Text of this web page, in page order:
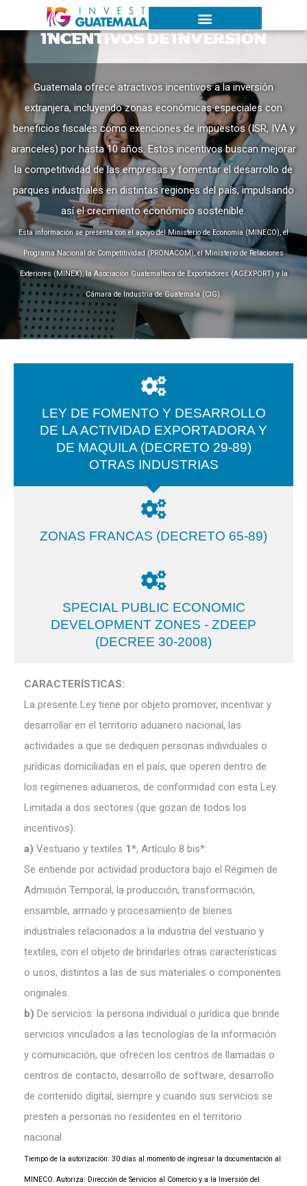
INCENTIVOS DE INVERSIÓN
Guatemala ofrece atractivos incentivos a la inversión
extranjera, incluyendo zonas económicas especiales con
beneficios fiscales como exenciones de impuestos (ISR, IVA y
aranceles) por hasta 10 años. Estos incentivos buscan mejorar
la competitividad de las empresas y fomentar el desarrollo de
parques industriales en distintas regiones del país, impulsando
así el crecimiento económico sostenible.
Esta información se presenta con el apoyo del Ministerio de Economía (MINECO), el
Programa Nacional de Competitividad (PRONACOM), el Ministerio de Relaciones
Exteriores (MINEX), la Asociación Guatemalteca de Exportadores (AGEXPORT) y la
Cámara de Industria de Guatemala (CIG).
LEY DE FOMENTO Y DESARROLLO
DE LA ACTIVIDAD EXPORTADORA Y
DE MAQUILA (DECRETO 29-89)
OTRAS INDUSTRIAS
ZONAS FRANCAS (DECRETO 65-89)
SPECIAL PUBLIC ECONOMIC
DEVELOPMENT ZONES - ZDEEP
(DECREE 30-2008)
CARACTERÍSTICAS:
La presente Ley tiene por objeto promover, incentivar y
desarrollar en el territorio aduanero nacional, las
actividades a que se dediquen personas individuales o
jurídicas domiciliadas en el país, que operen dentro de
los regímenes aduaneros, de conformidad con esta Ley.
Limitada a dos sectores (que gozan de todos los
incentivos):
a) Vestuario y textiles 1*, Artículo 8 bis*:
Se entiende por actividad productora bajo el Régimen de
Admisión Temporal, la producción, transformación,
ensamble, armado y procesamiento de bienes
industriales relacionados a la industria del vestuario y
textiles, con el objeto de brindarles otras características
o usos, distintos a las de sus materiales o componentes
originales.
b) De servicios: la persona individual o jurídica que brinde
servicios vinculados a las tecnologías de la información
y comunicación, que ofrecen los centros de llamadas o
centros de contacto, desarrollo de software, desarrollo
de contenido digital, siempre y cuando sus servicios se
presten a personas no residentes en el territorio
nacional.
Tiempo de la autorización: 30 días al momento de ingresar la documentación al
MINECO. Autoriza: Dirección de Servicios al Comercio y a la Inversión del